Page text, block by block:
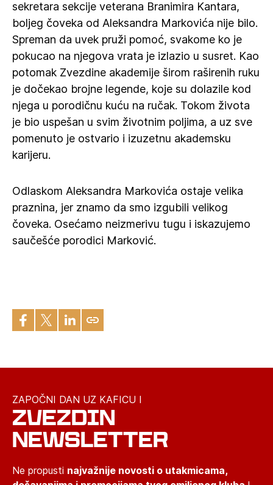
sekretara sekcije veterana Branimira Kantara,
boljeg čoveka od Aleksandra Markovića nije bilo.
Spreman da uvek pruži pomoć, svakome ko je
pokucao na njegova vrata je izlazio u susret. Kao
potomak Zvezdine akademije širom raširenih ruku
je dočekao brojne legende, koje su dolazile kod
njega u porodičnu kuću na ručak. Tokom života
je bio uspešan u svim životnim poljima, a uz sve
pomenuto je ostvario i izuzetnu akademsku
karijeru.
Odlaskom Aleksandra Markovića ostaje velika
praznina, jer znamo da smo izgubili velikog
čoveka. Osećamo neizmerivu tugu i iskazujemo
saučešće porodici Marković.
ZAPOČNI DAN UZ KAFICU I
ZVEZDIN
NEWSLETTER
Ne propusti najvažnije novosti o utakmicama,